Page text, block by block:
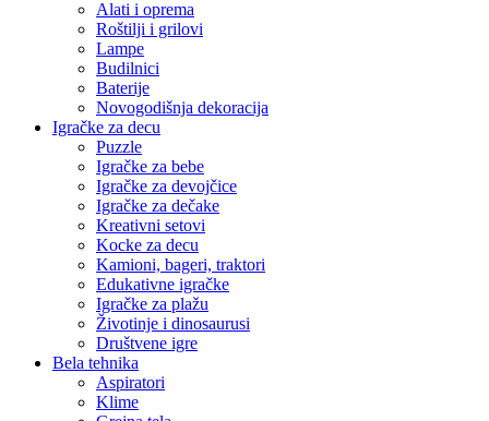
Alati i oprema
Roštilji i grilovi
Lampe
Budilnici
Baterije
Novogodišnja dekoracija
Igračke za decu
Puzzle
Igračke za bebe
Igračke za devojčice
Igračke za dečake
Kreativni setovi
Kocke za decu
Kamioni, bageri, traktori
Edukativne igračke
Igračke za plažu
Životinje i dinosaurusi
Društvene igre
Bela tehnika
Aspiratori
Klime